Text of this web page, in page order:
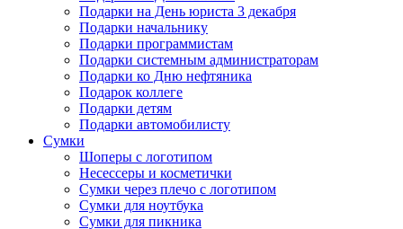
Подарки на День юриста 3 декабря
Подарки начальнику
Подарки программистам
Подарки системным администраторам
Подарки ко Дню нефтяника
Подарок коллеге
Подарки детям
Подарки автомобилисту
Сумки
Шоперы с логотипом
Несессеры и косметички
Сумки через плечо с логотипом
Сумки для ноутбука
Сумки для пикника